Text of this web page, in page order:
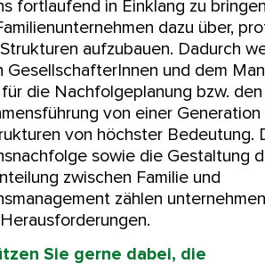
fortlaufend in Einklang zu
dazu über,
aufzubauen. Dadurch
GesellschafterInnen und dem
die Nachfolgeplanung bzw.
von einer Generation
von höchster Bedeutung.
sowie die Gestaltung
zwischen Familie und
zählen
Sie gerne dabei, die